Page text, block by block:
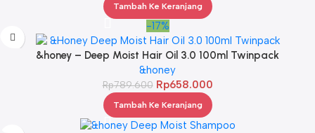
Tambah Ke Keranjang
-17%
&honey – Deep Moist Hair Oil 3.0 100ml Twinpack
&honey
Rp789.600 Rp658.000
Tambah Ke Keranjang